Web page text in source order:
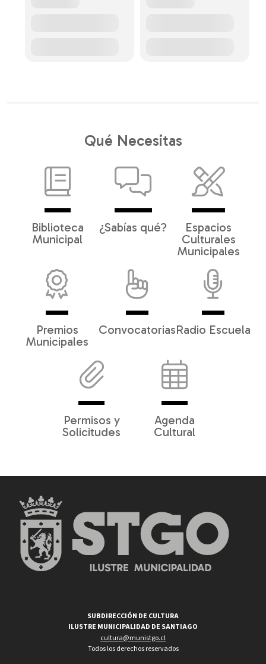
Qué Necesitas
Biblioteca
Municipal
¿Sabías qué?
Espacios
Culturales
Municipales
Premios
Municipales
ConvocatoriasRadio Escuela
Permisos y
Solicitudes
Agenda
Cultural
SUBDIRECCIÓN DE CULTURA
ILUSTRE MUNICIPALIDAD DE SANTIAGO
cultura@munistgo.cl
Todos los derechos reservados